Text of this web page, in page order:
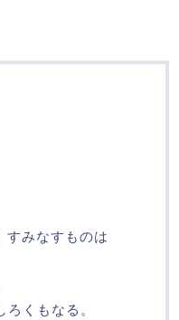
すみなすものは
くもなる。